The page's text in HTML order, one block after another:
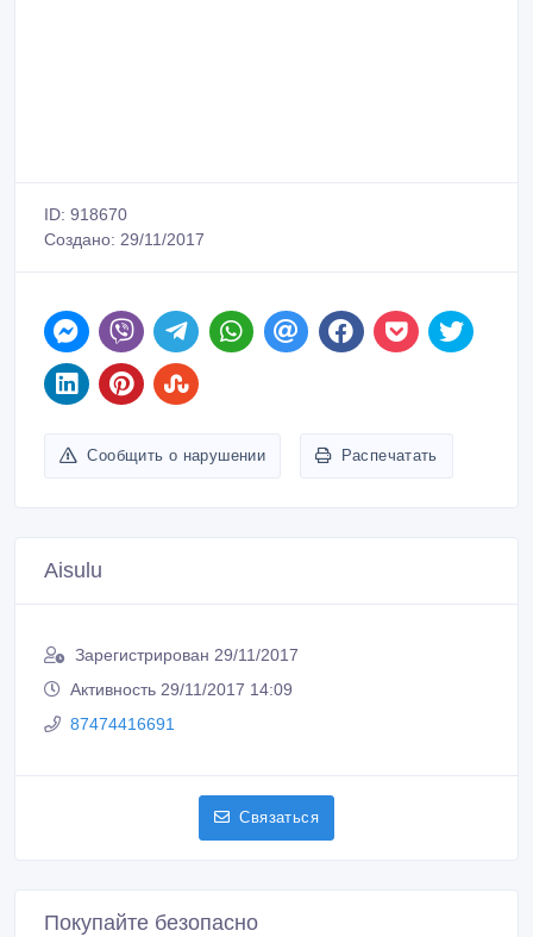
ID: 918670
Создано: 29/11/2017
Сообщить о нарушении Распечатать
Aisulu
Зарегистрирован 29/11/2017
Активность 29/11/2017 14:09
87474416691
Связаться
Покупайте безопасно